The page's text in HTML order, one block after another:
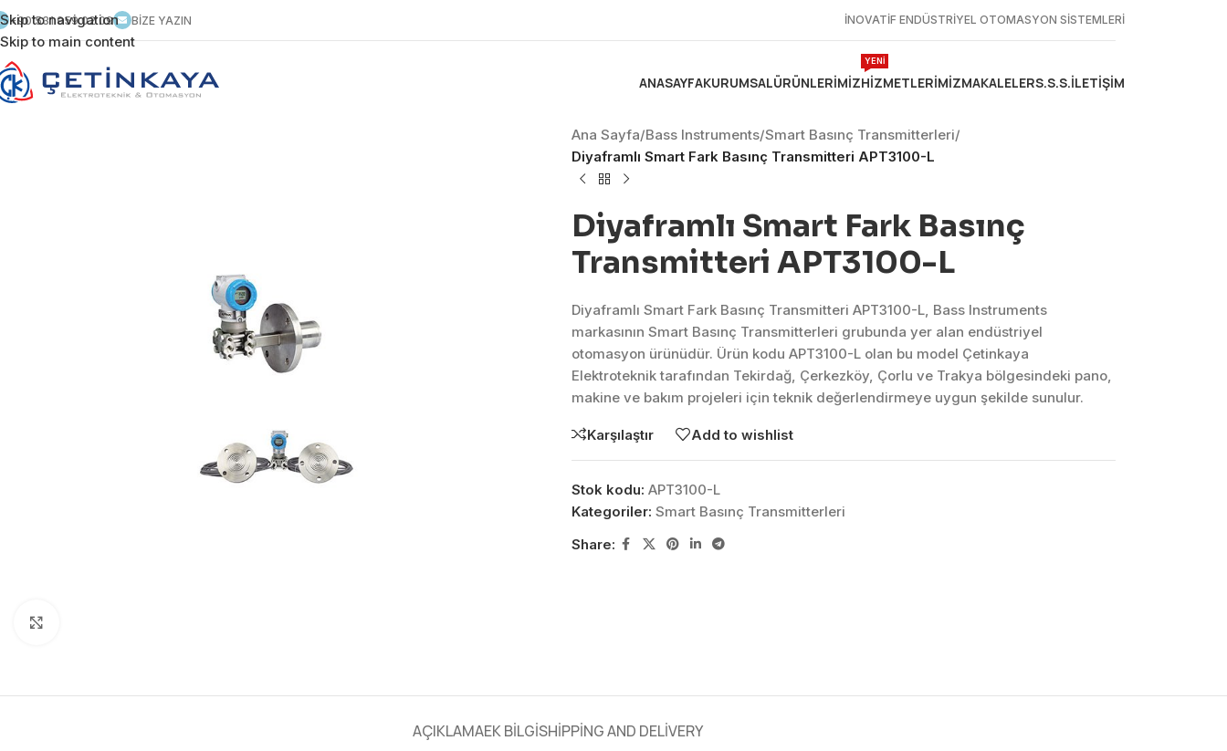
Skip to navigation
Skip to main content
+90 531 959 02 09 BİZE YAZIN İNOVATİF ENDÜSTRİYEL OTOMASYON SİSTEMLERİ
ANASAYFAKURUMSALÜRÜNLERIMIZHIZMETLERIMIZ
YENİ
MAKALELERS.S.S.İLETIŞIM
Ana Sayfa/Bass Instruments/Smart Basınç Transmitterleri/
Diyaframlı Smart Fark Basınç Transmitteri APT3100-L
Diyaframlı Smart Fark Basınç
Transmitteri APT3100-L
Diyaframlı Smart Fark Basınç Transmitteri APT3100-L, Bass Instruments
markasının Smart Basınç Transmitterleri grubunda yer alan endüstriyel
otomasyon ürünüdür. Ürün kodu APT3100-L olan bu model Çetinkaya
Elektroteknik tarafından Tekirdağ, Çerkezköy, Çorlu ve Trakya bölgesindeki pano,
makine ve bakım projeleri için teknik değerlendirmeye uygun şekilde sunulur.
Karşılaştır Add to wishlist
Stok kodu: APT3100-L
Kategoriler: Smart Basınç Transmitterleri
Share:
AÇIKLAMAEK BILGISHIPPING AND DELIVERY